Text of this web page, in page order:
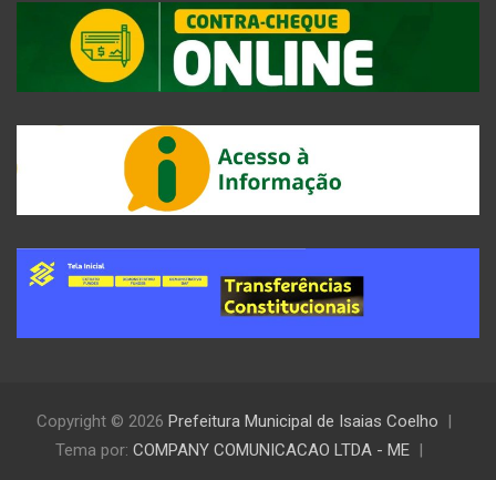
Copyright © 2026 Prefeitura Municipal de Isaias Coelho
Tema por: COMPANY COMUNICACAO LTDA - ME